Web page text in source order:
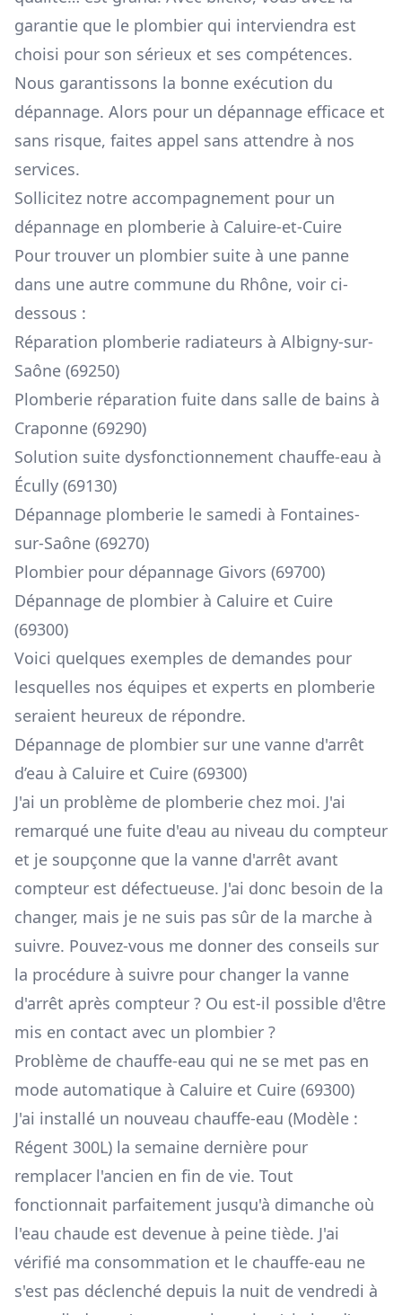
garantie que le plombier qui interviendra est
choisi pour son sérieux et ses compétences.
Nous garantissons la bonne exécution du
dépannage. Alors pour un dépannage efficace et
sans risque, faites appel sans attendre à nos
services.
Sollicitez notre accompagnement pour un
dépannage en plomberie à Caluire-et-Cuire
Pour trouver un plombier suite à une panne
dans une autre commune du Rhône, voir ci-
dessous :
Réparation plomberie radiateurs à Albigny-sur-
Saône (69250)
Plomberie réparation fuite dans salle de bains à
Craponne (69290)
Solution suite dysfonctionnement chauffe-eau à
Écully (69130)
Dépannage plomberie le samedi à Fontaines-
sur-Saône (69270)
Plombier pour dépannage Givors (69700)
Dépannage de plombier à Caluire et Cuire
(69300)
Voici quelques exemples de demandes pour
lesquelles nos équipes et experts en plomberie
seraient heureux de répondre.
Dépannage de plombier sur une vanne d'arrêt
d’eau à Caluire et Cuire (69300)
J'ai un problème de plomberie chez moi. J'ai
remarqué une fuite d'eau au niveau du compteur
et je soupçonne que la vanne d'arrêt avant
compteur est défectueuse. J'ai donc besoin de la
changer, mais je ne suis pas sûr de la marche à
suivre. Pouvez-vous me donner des conseils sur
la procédure à suivre pour changer la vanne
d'arrêt après compteur ? Ou est-il possible d'être
mis en contact avec un plombier ?
Problème de chauffe-eau qui ne se met pas en
mode automatique à Caluire et Cuire (69300)
J'ai installé un nouveau chauffe-eau (Modèle :
Régent 300L) la semaine dernière pour
remplacer l'ancien en fin de vie. Tout
fonctionnait parfaitement jusqu'à dimanche où
l'eau chaude est devenue à peine tiède. J'ai
vérifié ma consommation et le chauffe-eau ne
s'est pas déclenché depuis la nuit de vendredi à